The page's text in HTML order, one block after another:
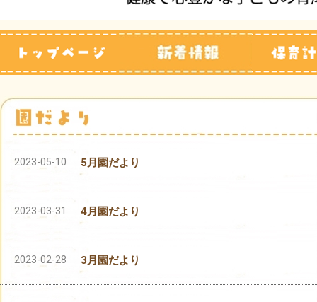
2023-05-10 5月園だより
2023-03-31 4月園だより
2023-02-28 3月園だより